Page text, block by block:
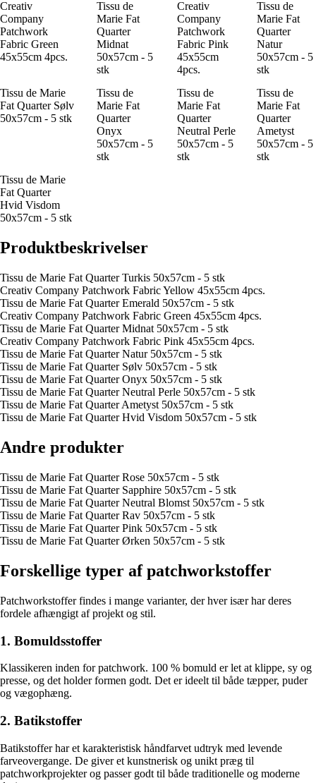
Creativ
Company
Patchwork
Fabric Green
45x55cm 4pcs.
Tissu de
Marie Fat
Quarter
Midnat
50x57cm - 5
stk
Creativ
Company
Patchwork
Fabric Pink
45x55cm
4pcs.
Tissu de
Marie Fat
Quarter
Natur
50x57cm - 5
stk
Tissu de Marie
Fat Quarter Sølv
50x57cm - 5 stk
Tissu de
Marie Fat
Quarter
Onyx
50x57cm - 5
stk
Tissu de
Marie Fat
Quarter
Neutral Perle
50x57cm - 5
stk
Tissu de
Marie Fat
Quarter
Ametyst
50x57cm - 5
stk
Tissu de Marie
Fat Quarter
Hvid Visdom
50x57cm - 5 stk
Produktbeskrivelser
Tissu de Marie Fat Quarter Turkis 50x57cm - 5 stk
Creativ Company Patchwork Fabric Yellow 45x55cm 4pcs.
Tissu de Marie Fat Quarter Emerald 50x57cm - 5 stk
Creativ Company Patchwork Fabric Green 45x55cm 4pcs.
Tissu de Marie Fat Quarter Midnat 50x57cm - 5 stk
Creativ Company Patchwork Fabric Pink 45x55cm 4pcs.
Tissu de Marie Fat Quarter Natur 50x57cm - 5 stk
Tissu de Marie Fat Quarter Sølv 50x57cm - 5 stk
Tissu de Marie Fat Quarter Onyx 50x57cm - 5 stk
Tissu de Marie Fat Quarter Neutral Perle 50x57cm - 5 stk
Tissu de Marie Fat Quarter Ametyst 50x57cm - 5 stk
Tissu de Marie Fat Quarter Hvid Visdom 50x57cm - 5 stk
Andre produkter
Tissu de Marie Fat Quarter Rose 50x57cm - 5 stk
Tissu de Marie Fat Quarter Sapphire 50x57cm - 5 stk
Tissu de Marie Fat Quarter Neutral Blomst 50x57cm - 5 stk
Tissu de Marie Fat Quarter Rav 50x57cm - 5 stk
Tissu de Marie Fat Quarter Pink 50x57cm - 5 stk
Tissu de Marie Fat Quarter Ørken 50x57cm - 5 stk
Forskellige typer af patchworkstoffer
Patchworkstoffer findes i mange varianter, der hver især har deres
fordele afhængigt af projekt og stil.
1. Bomuldsstoffer
Klassikeren inden for patchwork. 100 % bomuld er let at klippe, sy og
presse, og det holder formen godt. Det er ideelt til både tæpper, puder
og vægophæng.
2. Batikstoffer
Batikstoffer har et karakteristisk håndfarvet udtryk med levende
farveovergange. De giver et kunstnerisk og unikt præg til
patchworkprojekter og passer godt til både traditionelle og moderne